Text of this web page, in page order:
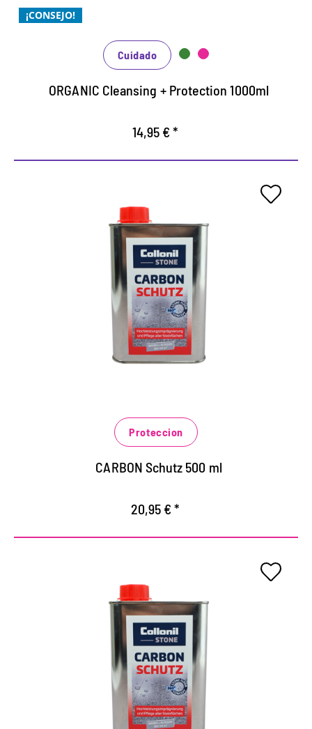
¡CONSEJO!
Mármol, arena y piedra caliza, azulejos de
cerámica, granito, pizarra, concreto y superficies
de piedra sensibles
Elimina poderoso sucio y depósitos basados ​​en
materias primas renovables naturales.
Cuidado
ORGANIC Cleansing + Protection 1000ml
14,95 € *
Protección óptima para todas
las superficies de piedra.
Impermeabilización de alto rendimiento para
superficies de piedra de todo tipo en interiores y
contaminación acuosa, grasienta y aceitosa.
Proteccion
CARBON Schutz 500 ml
20,95 € *
Protección óptima para todas
las superficies de piedra.
Impermeabilización de alto rendimiento para
superficies de piedra de todo tipo en interiores y